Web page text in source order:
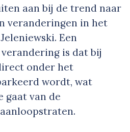
aan bij de trend naar
veranderingen in het
Een
verandering is dat bij
onder het
wordt, wat
gaat van de